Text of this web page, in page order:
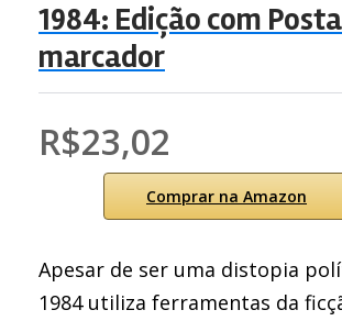
1984: Edição com
marcador
R$23,02
Comprar na Amazon
Apesar de ser uma distopia
1984 utiliza ferramentas da